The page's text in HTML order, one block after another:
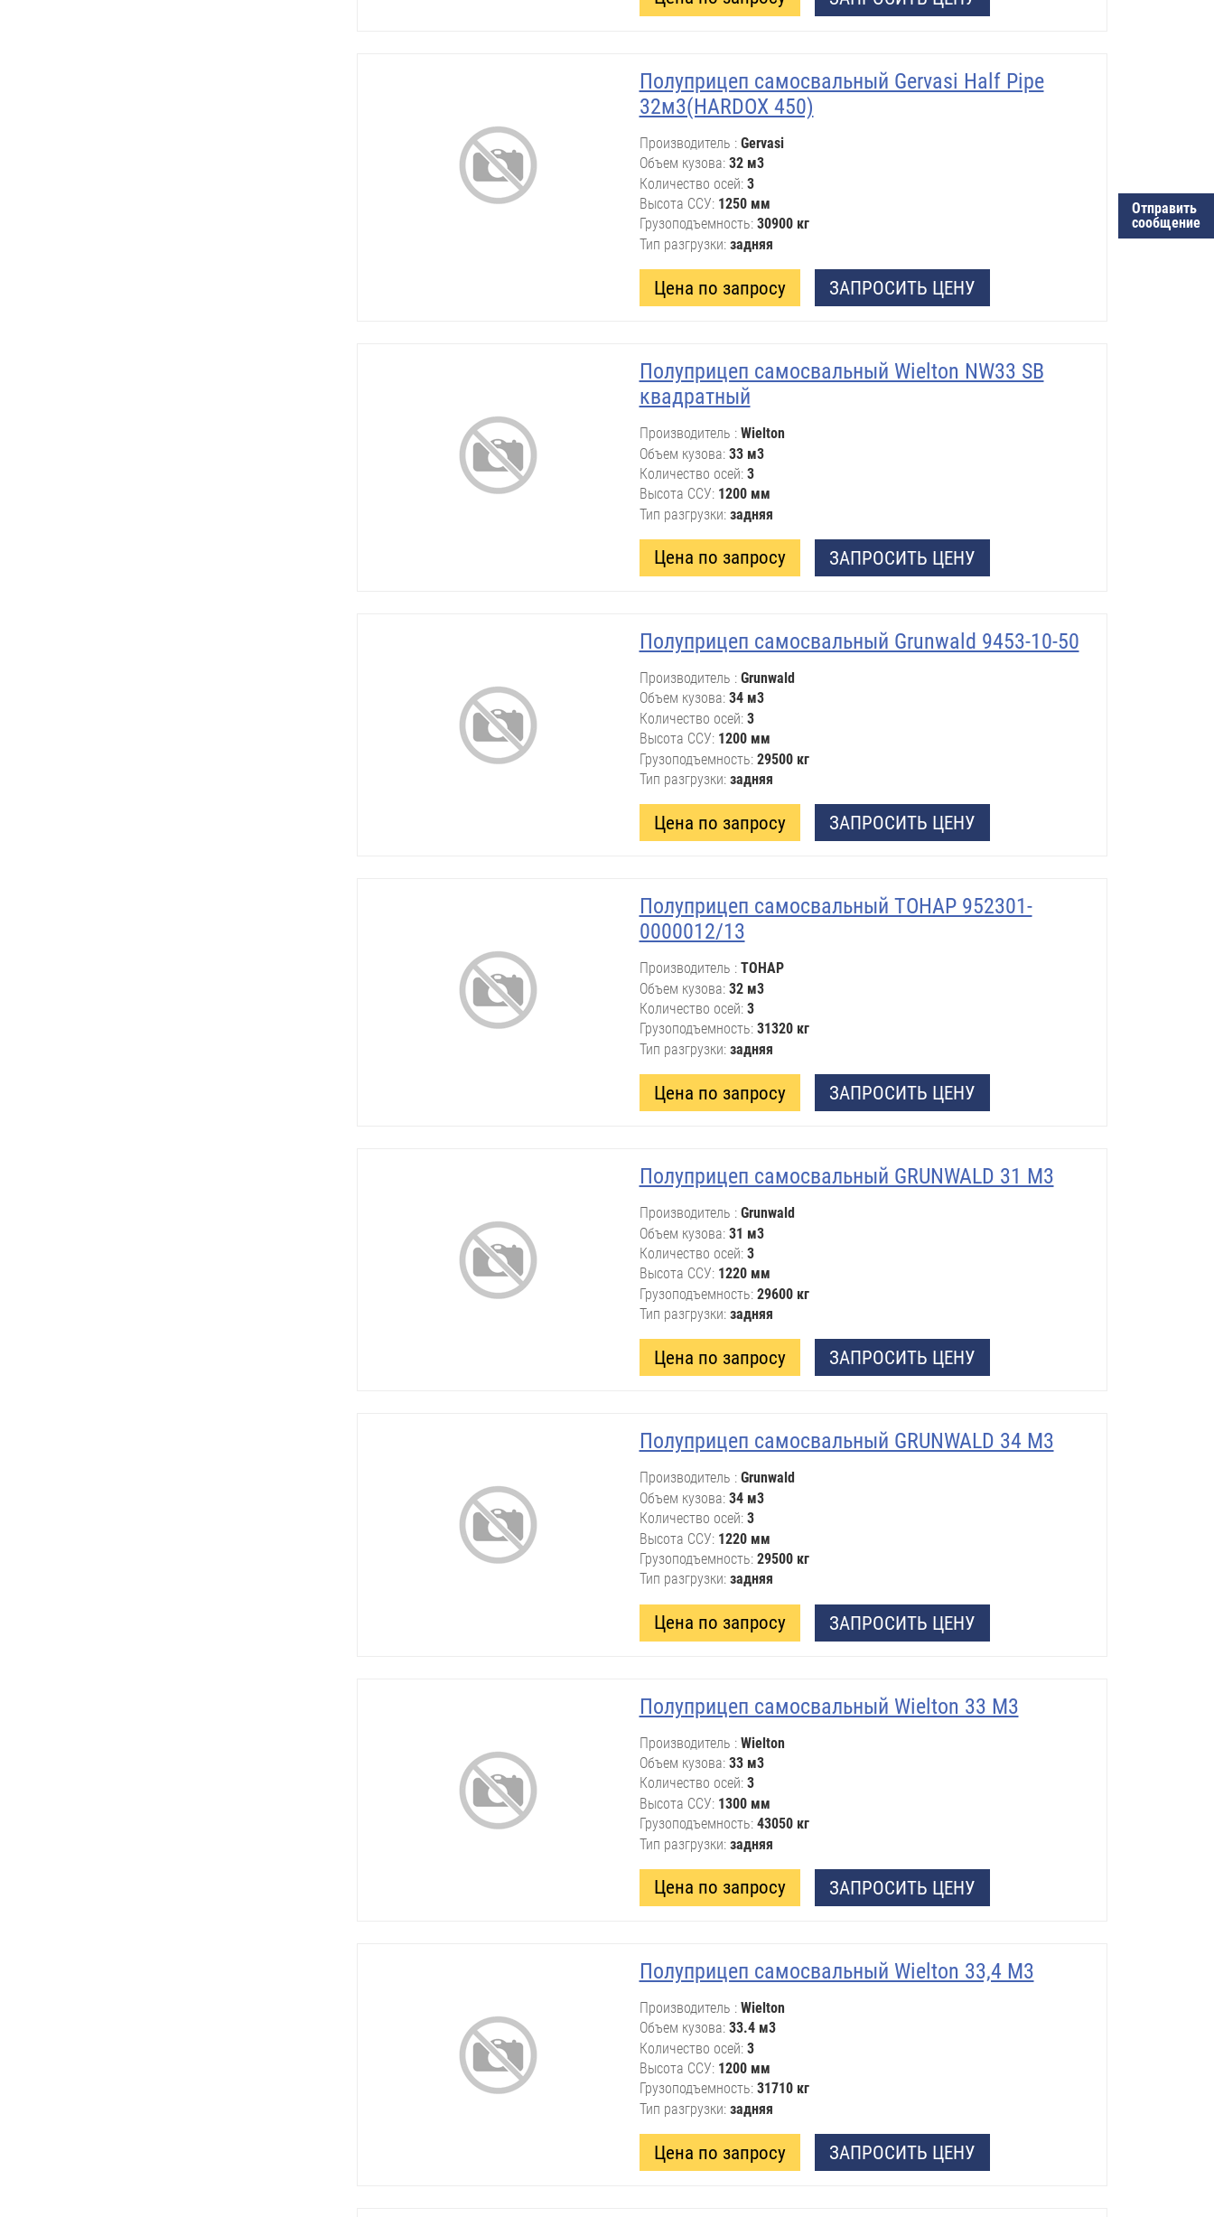
Полуприцеп самосвальный Gervasi Half Pipe
32м3(HARDOX 450)
Производитель
Gervasi
Объем кузова 32 м3
Количество осей 3
Высота ССУ 1250 мм
Грузоподъемность 30900 кг
Тип разгрузки задняя
Цена по запросу ЗАПРОСИТЬ ЦЕНУ
Полуприцеп самосвальный Wielton NW33 SB
квадратный
Производитель
Wielton
Объем кузова 33 м3
Количество осей 3
Высота ССУ 1200 мм
Тип разгрузки задняя
Цена по запросу ЗАПРОСИТЬ ЦЕНУ
Полуприцеп самосвальный Grunwald 9453-10-50
Производитель
Grunwald
Объем кузова 34 м3
Количество осей 3
Высота ССУ 1200 мм
Грузоподъемность 29500 кг
Тип разгрузки задняя
Цена по запросу ЗАПРОСИТЬ ЦЕНУ
Полуприцеп самосвальный ТОНАР 952301-
0000012/13
Производитель
ТОНАР
Объем кузова 32 м3
Количество осей 3
Грузоподъемность 31320 кг
Тип разгрузки задняя
Цена по запросу ЗАПРОСИТЬ ЦЕНУ
Полуприцеп самосвальный GRUNWALD 31 М3
Производитель
Grunwald
Объем кузова 31 м3
Количество осей 3
Высота ССУ 1220 мм
Грузоподъемность 29600 кг
Тип разгрузки задняя
Цена по запросу ЗАПРОСИТЬ ЦЕНУ
Полуприцеп самосвальный GRUNWALD 34 М3
Производитель
Grunwald
Объем кузова 34 м3
Количество осей 3
Высота ССУ 1220 мм
Грузоподъемность 29500 кг
Тип разгрузки задняя
Цена по запросу ЗАПРОСИТЬ ЦЕНУ
Полуприцеп самосвальный Wielton 33 М3
Производитель
Wielton
Объем кузова 33 м3
Количество осей 3
Высота ССУ 1300 мм
Грузоподъемность 43050 кг
Тип разгрузки задняя
Цена по запросу ЗАПРОСИТЬ ЦЕНУ
Полуприцеп самосвальный Wielton 33,4 М3
Производитель
Wielton
Объем кузова 33.4 м3
Количество осей 3
Высота ССУ 1200 мм
Грузоподъемность 31710 кг
Тип разгрузки задняя
Цена по запросу ЗАПРОСИТЬ ЦЕНУ
Отправить
сообщение